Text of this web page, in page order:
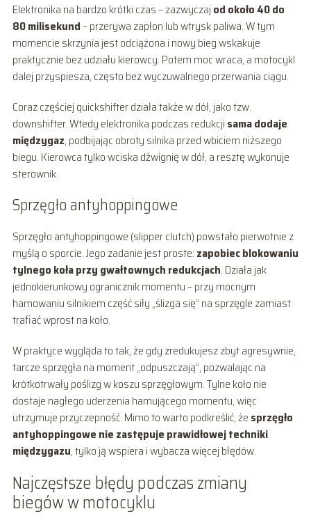
Elektronika na bardzo krótki czas – zazwyczaj od około 40 do
80 milisekund – przerywa zapłon lub wtrysk paliwa. W tym
momencie skrzynia jest odciążona i nowy bieg wskakuje
praktycznie bez udziału kierowcy. Potem moc wraca, a motocykl
dalej przyspiesza, często bez wyczuwalnego przerwania ciągu.
Coraz częściej quickshifter działa także w dół, jako tzw.
downshifter. Wtedy elektronika podczas redukcji sama dodaje
międzygaz, podbijając obroty silnika przed wbiciem niższego
biegu. Kierowca tylko wciska dźwignię w dół, a resztę wykonuje
sterownik.
Sprzęgło antyhoppingowe
Sprzęgło antyhoppingowe (slipper clutch) powstało pierwotnie z
myślą o sporcie. Jego zadanie jest proste: zapobiec blokowaniu
tylnego koła przy gwałtownych redukcjach. Działa jak
jednokierunkowy ogranicznik momentu – przy mocnym
hamowaniu silnikiem część siły „ślizga się” na sprzęgle zamiast
trafiać wprost na koło.
W praktyce wygląda to tak, że gdy zredukujesz zbyt agresywnie,
tarcze sprzęgła na moment „odpuszczają”, pozwalając na
krótkotrwały poślizg w koszu sprzęgłowym. Tylne koło nie
dostaje nagłego uderzenia hamującego momentu, więc
utrzymuje przyczepność. Mimo to warto podkreślić, że sprzęgło
antyhoppingowe nie zastępuje prawidłowej techniki
międzygazu, tylko ją wspiera i wybacza więcej błędów.
Najczęstsze błędy podczas zmiany
biegów w motocyklu